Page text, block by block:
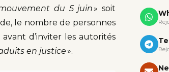
du 5 juin» soit
le nombre de personnes
d’inviter les autorités
en justice».